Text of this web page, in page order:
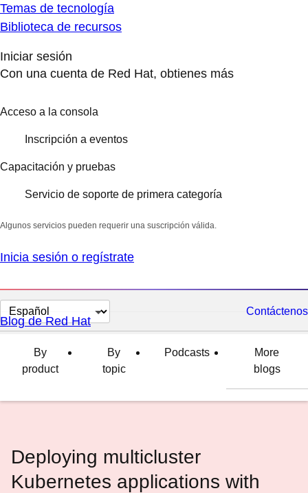
Temas de tecnología
Biblioteca de recursos
Iniciar sesión
Con una cuenta de Red Hat, obtienes más
Acceso a la consola
Inscripción a eventos
Capacitación y pruebas
Servicio de soporte de primera categoría
Algunos servicios pueden requerir una suscripción válida.
Inicia sesión o regístrate
Cambiar
el
idioma
Contáctenos
Blog de Red Hat
By
product
By
topic
Podcasts
More
blogs
Deploying multicluster
Kubernetes applications with